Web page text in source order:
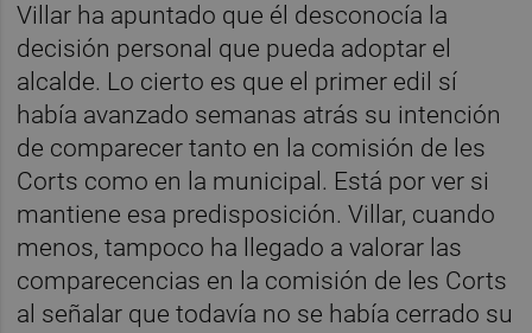
Villar ha apuntado que él desconocía la
decisión personal que pueda adoptar el
alcalde. Lo cierto es que el primer edil sí
había avanzado semanas atrás su intención
de comparecer tanto en la comisión de les
Corts como en la municipal. Está por ver si
mantiene esa predisposición. Villar, cuando
menos, tampoco ha llegado a valorar las
comparecencias en la comisión de les Corts
al señalar que todavía no se había cerrado su